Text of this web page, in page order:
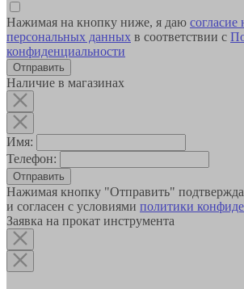
Нажимая на кнопку ниже, я даю согласие
персональных данных в соответствии с
конфиденциальности
Наличие в магазинах
Имя:
Телефон:
Отправить
Нажимая кнопку "Отправить"
и согласен с условиями политики
Заявка на прокат инструмента